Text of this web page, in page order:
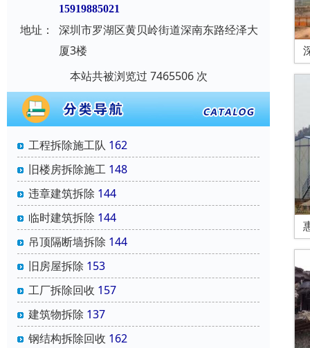
15919885021
地址：
深圳市罗湖区黄贝岭街道深南东路经泽大
厦3楼
本站共被浏览过 7465506 次
工程拆除施工队 162
旧楼房拆除施工 148
违章建筑拆除 144
临时建筑拆除 144
吊顶隔断墙拆除 144
旧房屋拆除 153
工厂拆除回收 157
建筑物拆除 137
钢结构拆除回收 162